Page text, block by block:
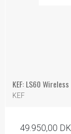
KEF: LS60 Wireless
KEF
49.950,00